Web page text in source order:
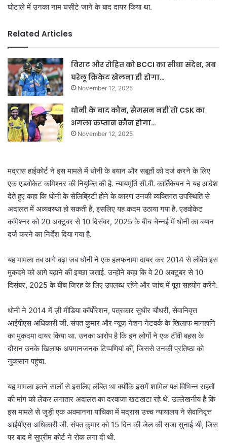
घोटाले में उनका नाम घसीटे जाने के बाद दायर किया था.
Related Articles
विराट और रोहित को BCCI का सीधा संदेश, अब
घरेलू क्रिकेट खेलना ही होगा…
November 12, 2025
धोनी के बाद कौन, सैमसन नहीं तो CSK का
अगला कप्तान कौन होगा…
November 12, 2025
मद्रास हाईकोर्ट ने इस मामले में धोनी के बयान और सबूतों को दर्ज करने के लिए
एक एडवोकेट कमिश्नर की नियुक्ति की है. न्यायमूर्ति सी.वी. कार्तिकेयन ने यह आदेश
देते हुए कहा कि धोनी के सेलिब्रिटी होने के कारण उनकी व्यक्तिगत उपस्थिति से
अदालत में अव्यवस्था हो सकती है, इसलिए यह कदम उठाया गया है. एडवोकेट
कमिश्नर को 20 अक्टूबर से 10 दिसंबर, 2025 के बीच चेन्नई में धोनी का बयान
दर्ज करने का निर्देश दिया गया है.
यह मामला तब आगे बढ़ा जब धोनी ने एक हलफनामा दायर कर 2014 से लंबित इस
मुकदमे को आगे बढ़ाने की इच्छा जताई. उन्होंने कहा कि वे 20 अक्टूबर से 10
दिसंबर, 2025 के बीच जिरह के लिए उपलब्ध रहेंगे और जांच में पूरा सहयोग करेंगे.
धोनी ने 2014 में ज़ी मीडिया कॉर्पोरेशन, पत्रकार सुधीर चौधरी, सेवानिवृत्त
आईपीएस अधिकारी जी. संपत कुमार और न्यूज़ नेशन नेटवर्क के खिलाफ मानहानि
का मुकदमा दायर किया था. उनका आरोप है कि इन लोगों ने एक टीवी बहस के
दौरान उनके खिलाफ अपमानजनक टिप्पणियां कीं, जिससे उनकी प्रतिष्ठा को
नुकसान पहुंचा.
यह मामला इतने सालों से इसलिए लंबित था क्योंकि इसमें शामिल पक्ष विभिन्न राहतों
की मांग को लेकर लगातार अदालत का दरवाजा खटखटा रहे थे. उल्लेखनीय है कि
इस मामले से जुड़ी एक अवमानना याचिका में मद्रास उच्च न्यायालय ने सेवानिवृत्त
आईपीएस अधिकारी जी. संपत कुमार को 15 दिन की जेल की सजा सुनाई थी, जिस
पर बाद में सुप्रीम कोर्ट ने रोक लगा दी थी.